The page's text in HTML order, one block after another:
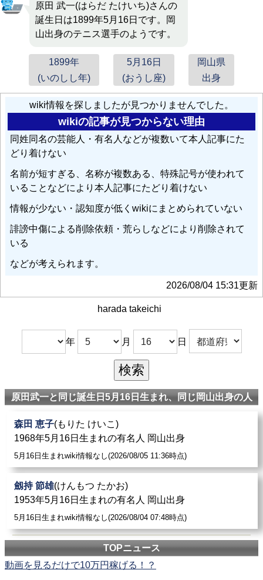
原田 武一(はらだ たけいち)さんの
誕生日は1899年5月16日です。岡
山出身のテニス選手のようです。
1899年
(いのしし年)
5月16日
(おうし座)
岡山県
出身
wiki情報を探しましたが見つかりませんでした。
wikiの記事が見つからない理由
同姓同名の芸能人・有名人などが複数いて本人記事にた
どり着けない
名前が短すぎる、名称が複数ある、特殊記号が使われて
いることなどにより本人記事にたどり着けない
情報が少ない・認知度が低くwikiにまとめられていない
誹謗中傷による削除依頼・荒らしなどにより削除されて
いる
などが考えられます。
2026/08/04 15:31更新
harada takeichi
年 月 日
原田武一と同じ誕生日5月16日生まれ、同じ岡山出身の人
森田 恵子(もりた けいこ)
1968年5月16日生まれの有名人 岡山出身
5月16日生まれwiki情報なし(2026/08/05 11:36時点)
劔持 節雄(けんもつ たかお)
1953年5月16日生まれの有名人 岡山出身
5月16日生まれwiki情報なし(2026/08/04 07:48時点)
TOPニュース
動画を見るだけで10万円稼げる！？